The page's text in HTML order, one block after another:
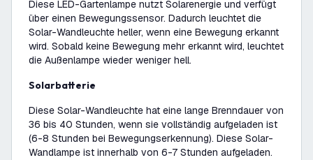
Diese LED-Gartenlampe nutzt Solarenergie und verfügt
über einen Bewegungssensor. Dadurch leuchtet die
Solar-Wandleuchte heller, wenn eine Bewegung erkannt
wird. Sobald keine Bewegung mehr erkannt wird, leuchtet
die Außenlampe wieder weniger hell.
Solarbatterie
Diese Solar-Wandleuchte hat eine lange Brenndauer von
36 bis 40 Stunden, wenn sie vollständig aufgeladen ist
(6-8 Stunden bei Bewegungserkennung). Diese Solar-
Wandlampe ist innerhalb von 6-7 Stunden aufgeladen.